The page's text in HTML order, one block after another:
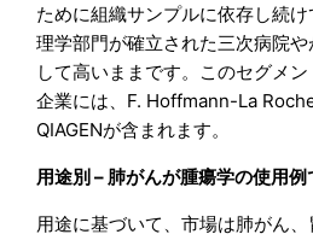
ために組織サンプルに依存し続
理学部門が確立された三次病院
して高いままです。このセグメ
企業には、F. Hoffmann-La
QIAGENが含まれます。
用途別 – 肺がんが腫瘍学の使用
用途に基づいて、市場は肺がん